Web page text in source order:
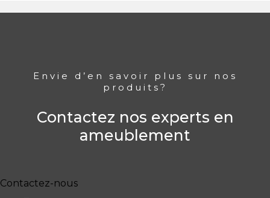
Envie d’en savoir plus sur nos
produits?
Contactez nos experts en
ameublement
Contactez-nous